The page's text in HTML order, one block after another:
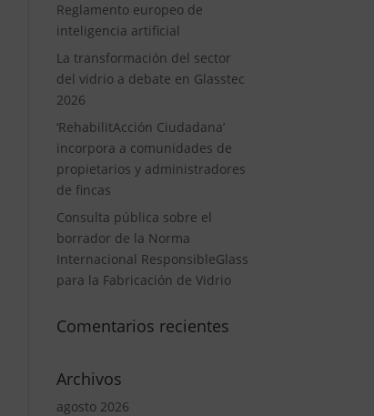
Reglamento europeo de
inteligencia artificial
La transformación del sector
del vidrio a debate en Glasstec
2026
‘RehabilitAcción Ciudadana’
incorpora a comunidades de
propietarios y administradores
de fincas
Consulta pública sobre el
borrador de la Norma
Internacional ResponsibleGlass
para la Fabricación de Vidrio
Comentarios recientes
Archivos
agosto 2026